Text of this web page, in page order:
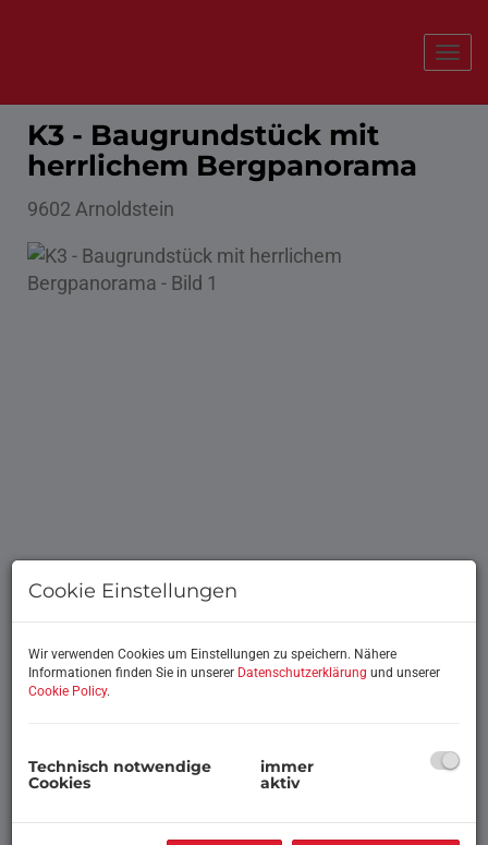
K3 - Baugrundstück mit
herrlichem Bergpanorama
9602 Arnoldstein
Beschreibung
Das Baugrundstück befindet sich in einer sehr
Cookie Einstellungen
Wir verwenden Cookies um Einstellungen zu speichern. Nähere
Informationen finden Sie in unserer Datenschutzerklärung und unserer
Cookie Policy.
Technisch notwendige
Cookies
immer
aktiv